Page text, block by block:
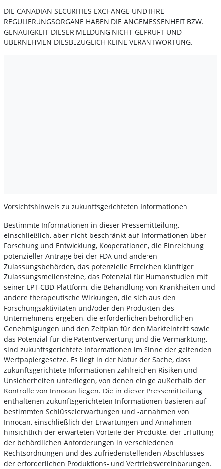
DIE CANADIAN SECURITIES EXCHANGE UND IHRE
REGULIERUNGSORGANE HABEN DIE ANGEMESSENHEIT BZW.
GENAUIGKEIT DIESER MELDUNG NICHT GEPRÜFT UND
ÜBERNEHMEN DIESBEZÜGLICH KEINE VERANTWORTUNG.
Vorsichtshinweis zu zukunftsgerichteten Informationen
Bestimmte Informationen in dieser Pressemitteilung,
einschließlich, aber nicht beschränkt auf Informationen über
Forschung und Entwicklung, Kooperationen, die Einreichung
potenzieller Anträge bei der FDA und anderen
Zulassungsbehörden, das potenzielle Erreichen künftiger
Zulassungsmeilensteine, das Potenzial für Humanstudien mit
seiner LPT-CBD-Plattform, die Behandlung von Krankheiten und
andere therapeutische Wirkungen, die sich aus den
Forschungsaktivitäten und/oder den Produkten des
Unternehmens ergeben, die erforderlichen behördlichen
Genehmigungen und den Zeitplan für den Markteintritt sowie
das Potenzial für die Patentverwertung und die Vermarktung,
sind zukunftsgerichtete Informationen im Sinne der geltenden
Wertpapiergesetze. Es liegt in der Natur der Sache, dass
zukunftsgerichtete Informationen zahlreichen Risiken und
Unsicherheiten unterliegen, von denen einige außerhalb der
Kontrolle von Innocan liegen. Die in dieser Pressemitteilung
enthaltenen zukunftsgerichteten Informationen basieren auf
bestimmten Schlüsselerwartungen und -annahmen von
Innocan, einschließlich der Erwartungen und Annahmen
hinsichtlich der erwarteten Vorteile der Produkte, der Erfüllung
der behördlichen Anforderungen in verschiedenen
Rechtsordnungen und des zufriedenstellenden Abschlusses
der erforderlichen Produktions- und Vertriebsvereinbarungen.